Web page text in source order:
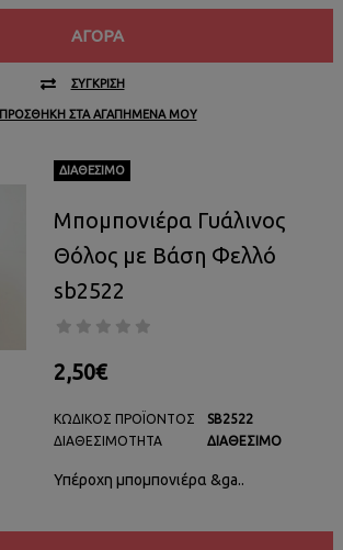
ΑΓΟΡΆ
ΣΎΓΚΡΙΣΗ
ΠΡΟΣΘΉΚΗ ΣΤΑ ΑΓΑΠΗΜΈΝΑ ΜΟΥ
ΔΙΑΘΈΣΙΜΟ
Μπομπονιέρα Γυάλινος
Θόλος με Βάση Φελλό
sb2522
2,50€
ΚΩΔΙΚΌΣ ΠΡΟΪΌΝΤΟΣ
ΔΙΑΘΕΣΙΜΌΤΗΤΑ
SB2522
ΔΙΑΘΈΣΙΜΟ
Υπέροχη μπομπονιέρα &ga..